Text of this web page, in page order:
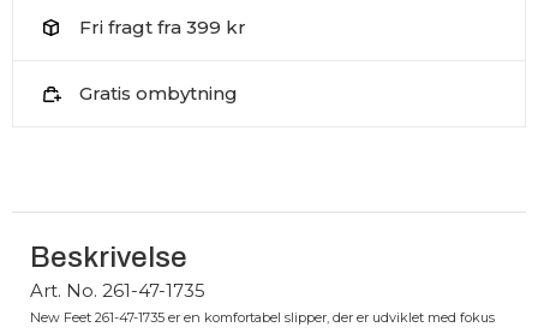
Fri fragt fra 399 kr
Gratis ombytning
Beskrivelse
Art. No. 261-47-1735
New Feet 261-47-1735 er en komfortabel slipper, der er udviklet med fokus